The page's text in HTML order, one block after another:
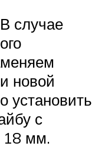
случае
новой
с
18 мм.